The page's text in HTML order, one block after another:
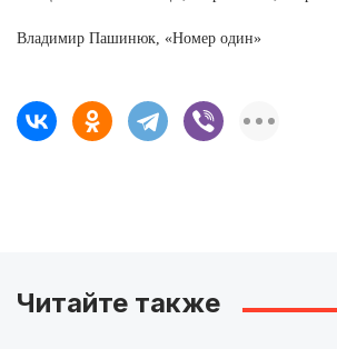
Владимир Пашинюк, «Номер один»
Читайте также